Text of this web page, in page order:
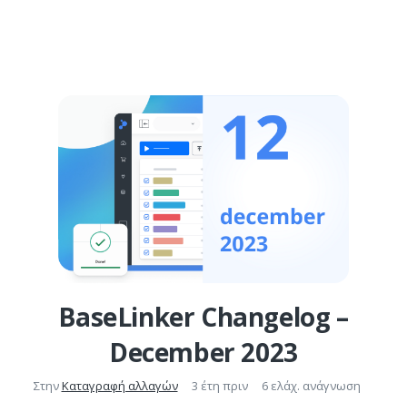
BaseLinker Changelog –
December 2023
ΣτηνΚαταγραφή αλλαγών 3 έτη πριν 6 ελάχ. ανάγνωση